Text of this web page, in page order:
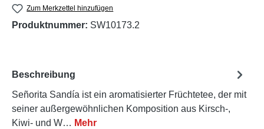
Zum Merkzettel hinzufügen
Produktnummer: SW10173.2
Beschreibung
Señorita Sandía ist ein aromatisierter Früchtetee, der mit
seiner außergewöhnlichen Komposition aus Kirsch-,
Kiwi- und W… Mehr